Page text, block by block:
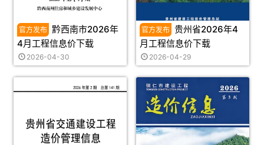
黔西南市2026年
4月工程信息价下载
2026-04-30
贵州省2026年4
月工程信息价下载
2026-04-29